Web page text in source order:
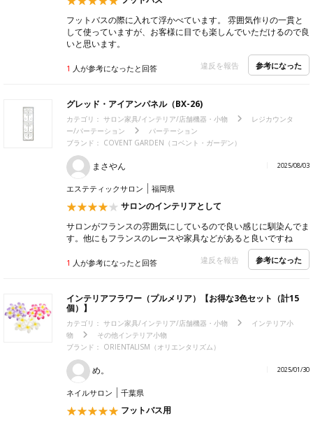
フットバスの際に入れて浮かべています。 雰囲気作りの一貫と
して使っていますが、お客様に目でも楽しんでいただけるので良
いと思います。
1 人が参考になったと回答 違反を報告 参考になった
グレッド・アイアンパネル（BX-26)
カテゴリ： サロン家具/インテリア/店舗機器・小物
レジカウンタ
ー/パーテーション
パーテーション
ブランド： COVENT GARDEN（コベント・ガーデン）
まさやん 2025/08/03
エステティックサロン 福岡県
サロンのインテリアとして
サロンがフランスの雰囲気にしているので良い感じに馴染んでま
す。他にもフランスのレースや家具などがあると良いですね
1 人が参考になったと回答 違反を報告 参考になった
インテリアフラワー（プルメリア）【お得な3色セット（計15
個）】
カテゴリ： サロン家具/インテリア/店舗機器・小物
インテリア小
物
その他インテリア小物
ブランド： ORIENTALISM（オリエンタリズム）
め。 2025/01/30
ネイルサロン 千葉県
フットバス用